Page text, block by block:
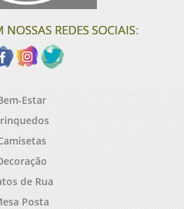
REDES SOCIAIS:
Estar
de Rua
Posta